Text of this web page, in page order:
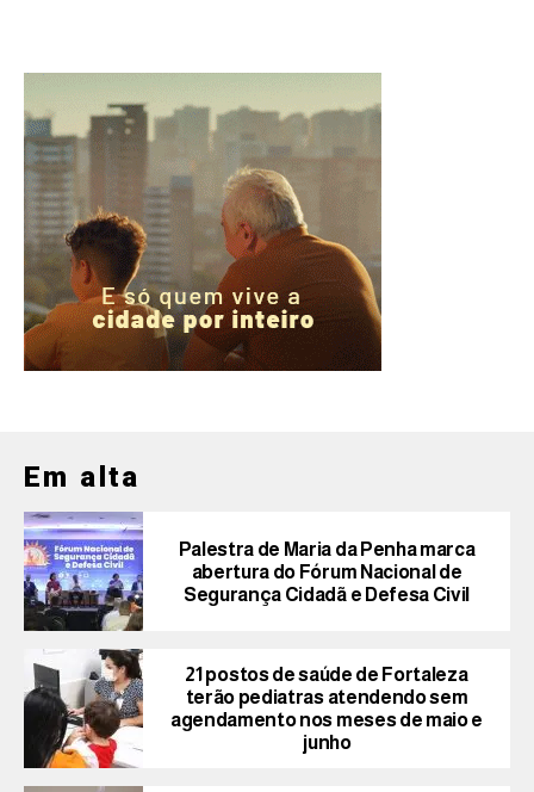
Em alta
Palestra de Maria da Penha marca
abertura do Fórum Nacional de
Segurança Cidadã e Defesa Civil
21 postos de saúde de Fortaleza
terão pediatras atendendo sem
agendamento nos meses de maio e
junho